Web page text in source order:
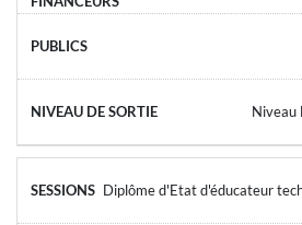
Niveau
Diplôme d'Etat d'éducateur